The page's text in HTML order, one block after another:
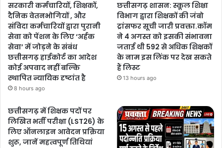
सरकारी कर्मचारियों, शिक्षकों,
दैनिक वेतनभोगियों , और
संविदा कर्मचारियों द्वारा पुरानी
सेवा को पेंशन के लिए ‘अर्हक
सेवा’ में जोड़ने के संबंध
छत्तीसगढ़ हाईकोर्ट का आदेश
कोई अपवाद नहीं बल्कि
स्थापित न्यायिक दृष्टांत है
8 hours ago
छत्तीसगढ़ शासन: स्कूल शिक्षा
विभाग द्वारा शिक्षकों की जंबो
ट्रांसफर सूची जारी प्रवक्ता.कॉम
ने 4 अगस्त को इसकी संभावना
जताई थी 592 से अधिक शिक्षकों
के नाम इस लिंक पर देख सकते
हैं लिस्ट
13 hours ago
छत्तीसगढ़ में शिक्षक पदों पर
लिखित भर्ती परीक्षा (LST26) के
लिए ऑनलाइन आवेदन प्रक्रिया
शुरू, जानें महत्वपूर्ण तिथियां